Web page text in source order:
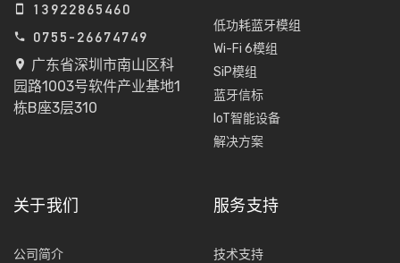
13922865460
0755-26674749
广东省深圳市南山区科
园路1003号软件产业基地1
栋B座3层310
低功耗蓝牙模组
Wi-Fi 6模组
SiP模组
蓝牙信标
IoT智能设备
解决方案
关于我们
公司简介
服务支持
技术支持